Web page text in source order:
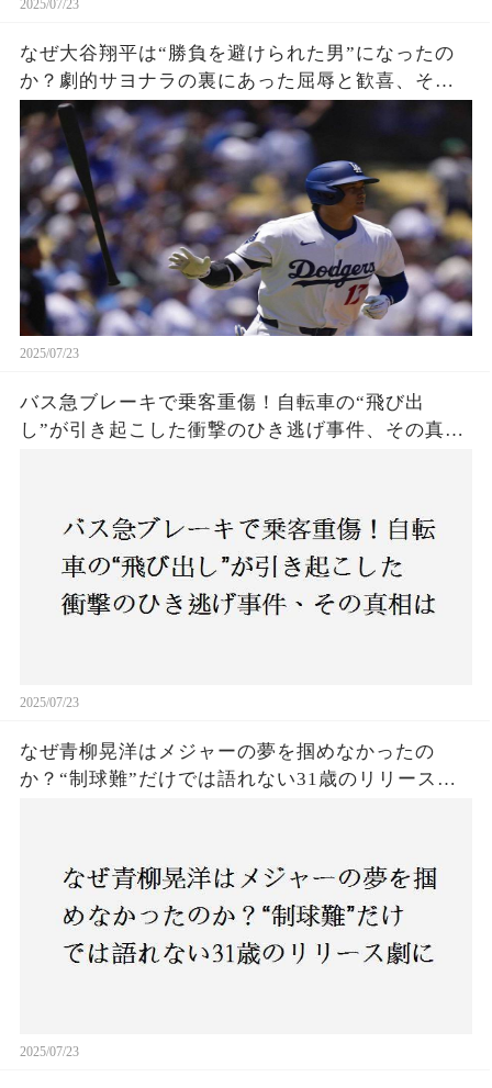
2025/07/23
なぜ大谷翔平は“勝負を避けられた男”になったの
か？劇的サヨナラの裏にあった屈辱と歓喜、その
瞬間をあなたはどう見る？
2025/07/23
バス急ブレーキで乗客重傷！自転車の“飛び出
し”が引き起こした衝撃のひき逃げ事件、その真相
2025/07/23
なぜ青柳晃洋はメジャーの夢を掴めなかったの
か？“制球難”だけでは語れない31歳のリリース劇
2025/07/23